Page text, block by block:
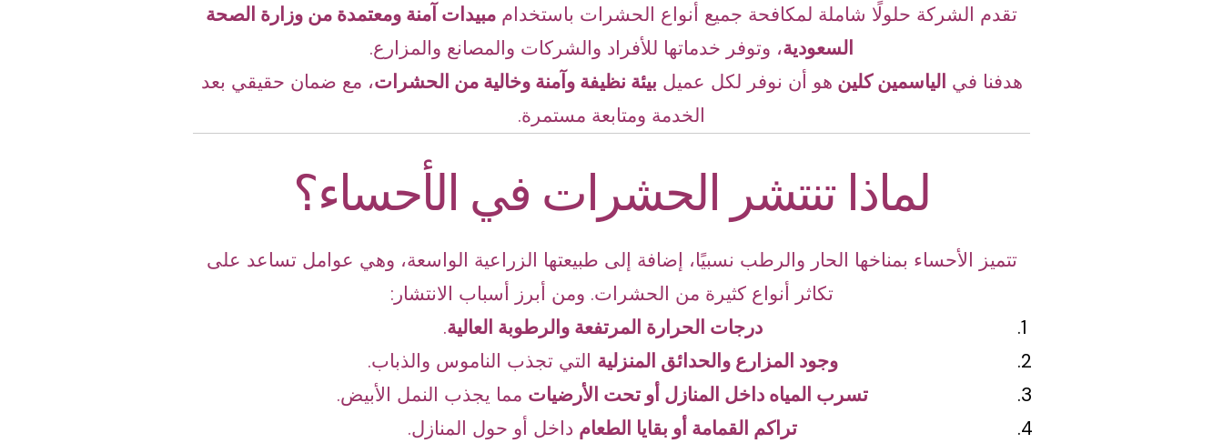
تقدم الشركة حلولًا شاملة لمكافحة جميع أنواع الحشرات باستخدام مبيدات آمنة ومعتمدة من وزارة الصحة
السعودية، وتوفر خدماتها للأفراد والشركات والمصانع والمزارع.
هدفنا في الياسمين كلين هو أن نوفر لكل عميل بيئة نظيفة وآمنة وخالية من الحشرات، مع ضمان حقيقي بعد
الخدمة ومتابعة مستمرة.
لماذا تنتشر الحشرات في الأحساء؟
تتميز الأحساء بمناخها الحار والرطب نسبيًا، إضافة إلى طبيعتها الزراعية الواسعة، وهي عوامل تساعد على
تكاثر أنواع كثيرة من الحشرات. ومن أبرز أسباب الانتشار:
درجات الحرارة المرتفعة والرطوبة العالية.
وجود المزارع والحدائق المنزلية التي تجذب الناموس والذباب.
تسرب المياه داخل المنازل أو تحت الأرضيات مما يجذب النمل الأبيض.
تراكم القمامة أو بقايا الطعام داخل أو حول المنازل.